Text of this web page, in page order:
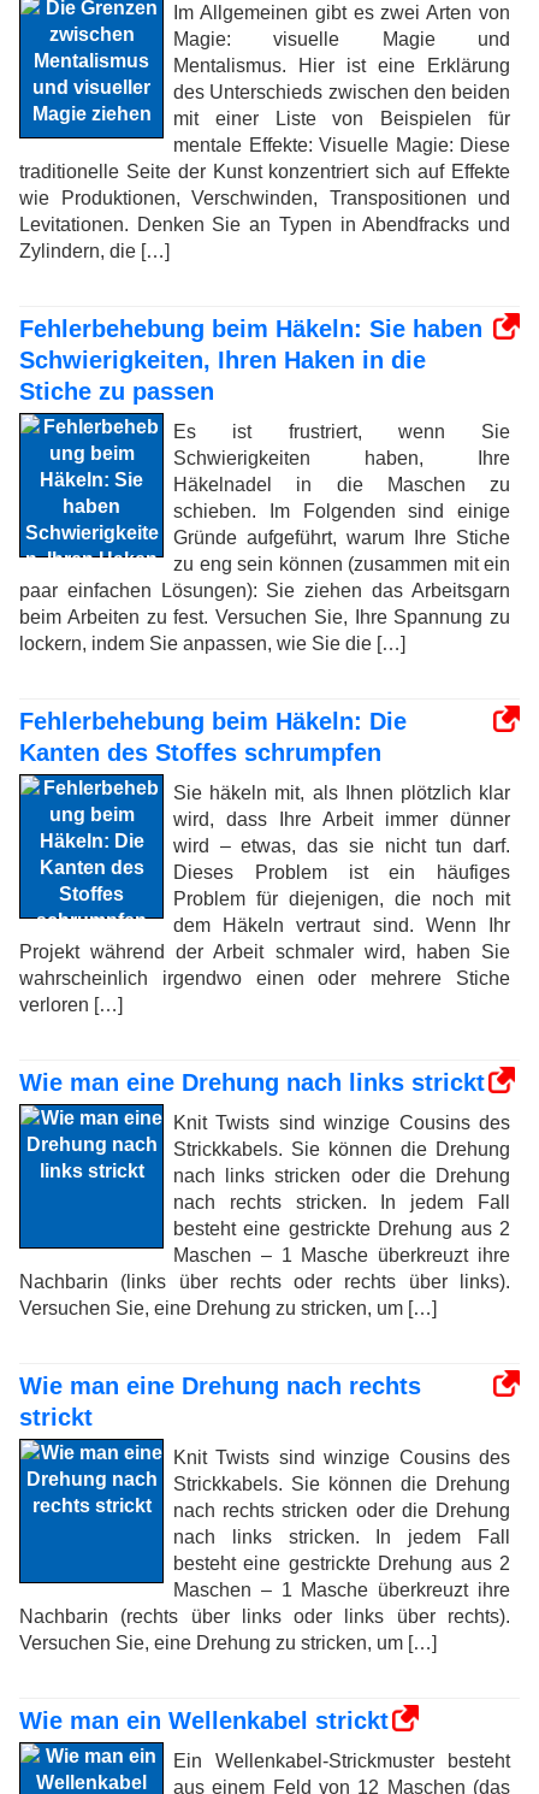
Im Allgemeinen gibt es zwei Arten von
Magie: visuelle Magie und
Mentalismus. Hier ist eine Erklärung
des Unterschieds zwischen den beiden
mit einer Liste von Beispielen für
mentale Effekte: Visuelle Magie: Diese
traditionelle Seite der Kunst konzentriert sich auf Effekte
wie Produktionen, Verschwinden, Transpositionen und
Levitationen. Denken Sie an Typen in Abendfracks und
Zylindern, die […]
Fehlerbehebung beim Häkeln: Sie haben
Schwierigkeiten, Ihren Haken in die
Stiche zu passen
Es ist frustriert, wenn Sie
Schwierigkeiten haben, Ihre
Häkelnadel in die Maschen zu
schieben. Im Folgenden sind einige
Gründe aufgeführt, warum Ihre Stiche
zu eng sein können (zusammen mit ein
paar einfachen Lösungen): Sie ziehen das Arbeitsgarn
beim Arbeiten zu fest. Versuchen Sie, Ihre Spannung zu
lockern, indem Sie anpassen, wie Sie die […]
Fehlerbehebung beim Häkeln: Die
Kanten des Stoffes schrumpfen
Sie häkeln mit, als Ihnen plötzlich klar
wird, dass Ihre Arbeit immer dünner
wird – etwas, das sie nicht tun darf.
Dieses Problem ist ein häufiges
Problem für diejenigen, die noch mit
dem Häkeln vertraut sind. Wenn Ihr
Projekt während der Arbeit schmaler wird, haben Sie
wahrscheinlich irgendwo einen oder mehrere Stiche
verloren […]
Wie man eine Drehung nach links strickt
Knit Twists sind winzige Cousins ​​des
Strickkabels. Sie können die Drehung
nach links stricken oder die Drehung
nach rechts stricken. In jedem Fall
besteht eine gestrickte Drehung aus 2
Maschen – 1 Masche überkreuzt ihre
Nachbarin (links über rechts oder rechts über links).
Versuchen Sie, eine Drehung zu stricken, um […]
Wie man eine Drehung nach rechts
strickt
Knit Twists sind winzige Cousins ​​des
Strickkabels. Sie können die Drehung
nach rechts stricken oder die Drehung
nach links stricken. In jedem Fall
besteht eine gestrickte Drehung aus 2
Maschen – 1 Masche überkreuzt ihre
Nachbarin (rechts über links oder links über rechts).
Versuchen Sie, eine Drehung zu stricken, um […]
Wie man ein Wellenkabel strickt
Ein Wellenkabel-Strickmuster besteht
aus einem Feld von 12 Maschen (das